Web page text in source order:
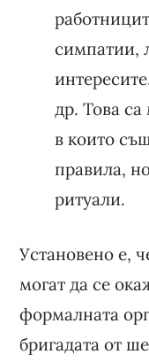
симпатии,
др. Това
в които
правила,
ритуали.
Установено е,
могат да се
формалната
бригадата от